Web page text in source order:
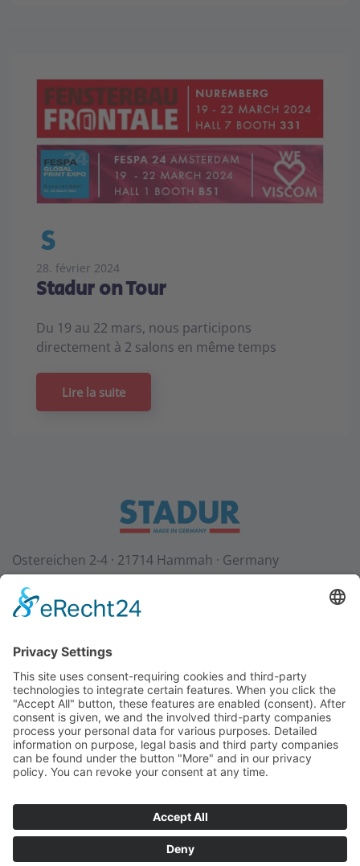
28. février 2024
Stadur on Tour
Du 19 au 22 mars, nous participons
directement à 2 salons en même temps
Lire la suite
Ostereichen 2-4 · 21714 Hammah · Germany
Contact Téléchargements
CGV
+49 (0) 4144 - 234 0
+49 (0) 4144 - 234 100
stadur@stadur.com
Heures d’ouverture:
Lu-Jeu:
7:30 - 16:30
Heures de chargement:
Lu-Jeu:
7:30 - 14:45